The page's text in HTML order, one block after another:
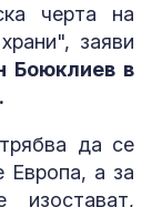
черта на
заяви
Боюклиев в
да се
Европа, а за